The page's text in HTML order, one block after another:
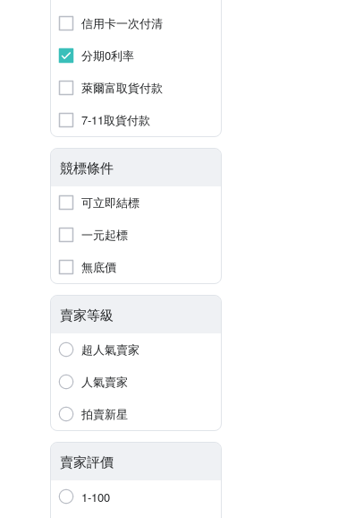
信用卡一次付清
分期0利率
萊爾富取貨付款
7-11取貨付款
競標條件
可立即結標
一元起標
無底價
賣家等級
超人氣賣家
人氣賣家
拍賣新星
賣家評價
1-100